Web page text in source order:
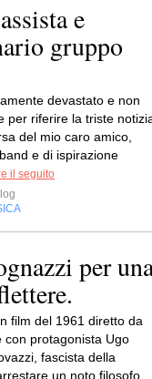
e
gruppo
devastato e non
per riferire la triste
del mio caro amico,
e di ispirazione
il seguito
per
film del 1961 diretto da
con protagonista Ugo
fascista della
un noto filosofo